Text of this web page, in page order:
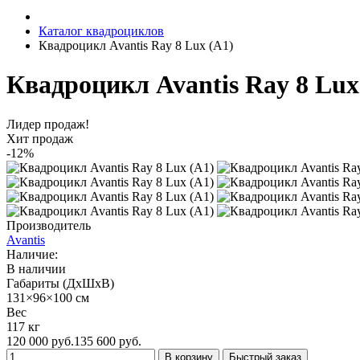
Каталог квадроциклов
Квадроцикл Avantis Ray 8 Lux (A1)
Квадроцикл Avantis Ray 8
Лидер продаж!
Хит продаж
-12%
Производитель
Avantis
Наличие:
В наличии
Габариты (ДхШхВ)
131×96×100 см
Вес
117 кг
120 000 руб.135 600 руб.
В корзину Быстрый заказ